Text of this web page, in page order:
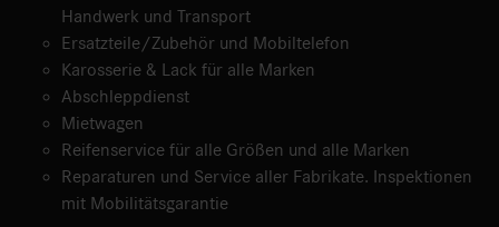
Handwerk und Transport
Ersatzteile/Zubehör und Mobiltelefon
Karosserie & Lack für alle Marken
Abschleppdienst
Mietwagen
Reifenservice für alle Größen und alle Marken
Reparaturen und Service aller Fabrikate. Inspektionen
mit Mobilitätsgarantie